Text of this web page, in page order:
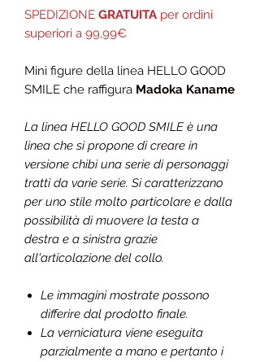
SPEDIZIONE GRATUITA per ordini
superiori a 99,99€
Mini figure della linea HELLO GOOD
SMILE che raffigura Madoka Kaname
La linea HELLO GOOD SMILE è una
linea che si propone di creare in
versione chibi una serie di personaggi
tratti da varie serie. Si caratterizzano
per uno stile molto particolare e dalla
possibilità di muovere la testa a
destra e a sinistra grazie
all'articolazione del collo.
Le immagini mostrate possono
differire dal prodotto finale.
La verniciatura viene eseguita
parzialmente a mano e pertanto i